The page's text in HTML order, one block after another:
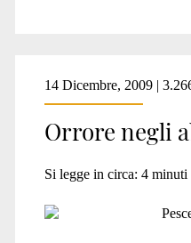
14 Dicembre, 2009 |
Orrore negli
Si legge in circa: 4 minuti